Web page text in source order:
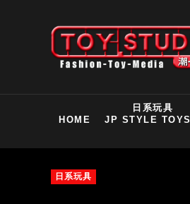
HOME
日系玩具
JP STYLE TOYS
日系玩具